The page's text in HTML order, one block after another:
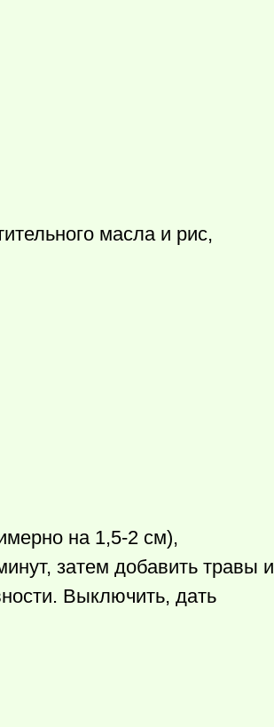
масла и рис,
на 1,5-2 см),
затем добавить травы и
Выключить,­ дать